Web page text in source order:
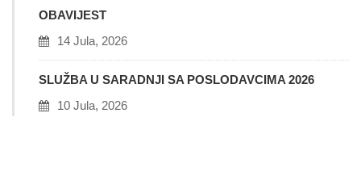
OBAVIJEST
14 Jula, 2026
SLUŽBA U SARADNJI SA POSLODAVCIMA 2026
10 Jula, 2026